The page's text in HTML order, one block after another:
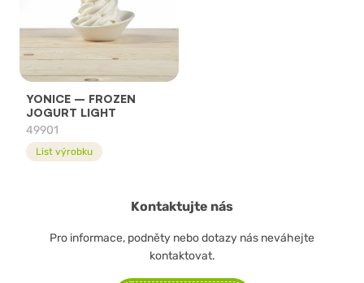
YONICE – FROZEN
JOGURT LIGHT
49901
List výrobku
Kontaktujte nás
Pro informace, podněty nebo dotazy nás neváhejte
kontaktovat.